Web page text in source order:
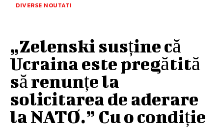
DIVERSE NOUTATI
„Zelenski susține că
Ucraina este pregătită
să renunțe la
solicitarea de aderare
la NATO.” Cu o condiție